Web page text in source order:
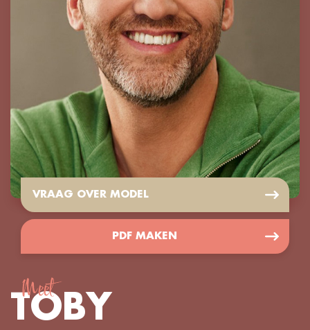
VRAAG OVER MODEL
PDF MAKEN
Meet
TOBY